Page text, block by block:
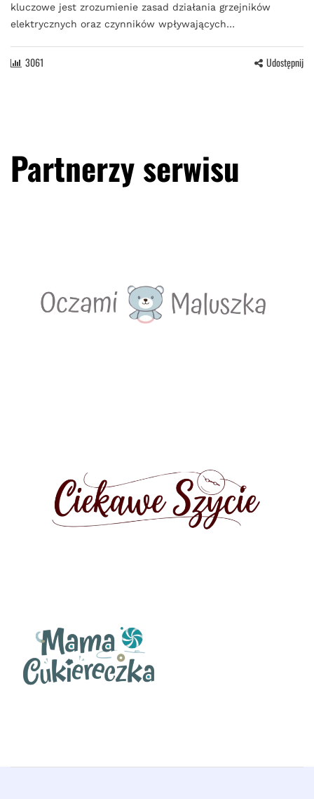
kluczowe jest zrozumienie zasad działania grzejników
elektrycznych oraz czynników wpływających…
3061 Udostępnij
Partnerzy serwisu